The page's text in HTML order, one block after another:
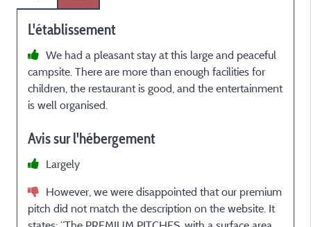
L'établissement
We had a pleasant stay at this large and peaceful
campsite. There are more than enough facilities for
children, the restaurant is good, and the entertainment
is well organised.
Avis sur l'hébergement
Largely
However, we were disappointed that our premium
pitch did not match the description on the website. It